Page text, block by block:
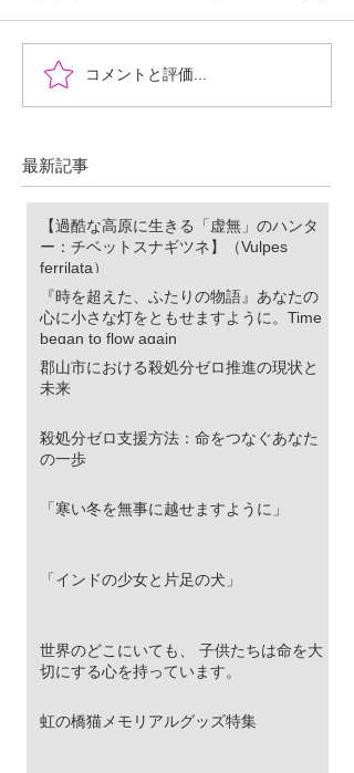
『時を超えた、ふたりの
物語』あなたの心に小さ
に。Time began to flow again
コメントと評価...
最新記事
【過酷な高原に生きる「虚無」のハンタ
ー：チベットスナギツネ】（Vulpes
ferrilata）
『時を超えた、ふたりの物語』あなたの
心に小さな灯をともせますように。Time
began to flow again
郡山市における殺処分ゼロ推進の現状と
未来
殺処分ゼロ支援方法：命をつなぐあなた
の一歩
「寒い冬を無事に越せますように」
「インドの少女と片足の犬」
世界のどこにいても、 子供たちは命を大
切にする心を持っています。
虹の橋猫メモリアルグッズ特集